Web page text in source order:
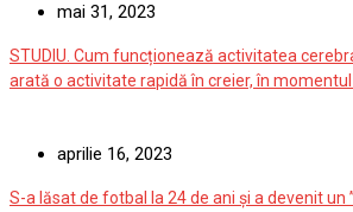
mai 31, 2023
STUDIU. Cum funcționează activitatea
arată o activitate rapidă în creier, în
aprilie 16, 2023
S-a lăsat de fotbal la 24 de ani și a devenit un